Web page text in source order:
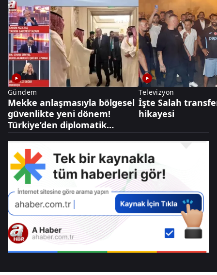
Gündem
Mekke anlaşmasıyla bölgesel
güvenlikte yeni dönem!
Türkiye’den diplomatik
caydırıcılık hamlesi
Televizyon
İşte Salah
hikayesi